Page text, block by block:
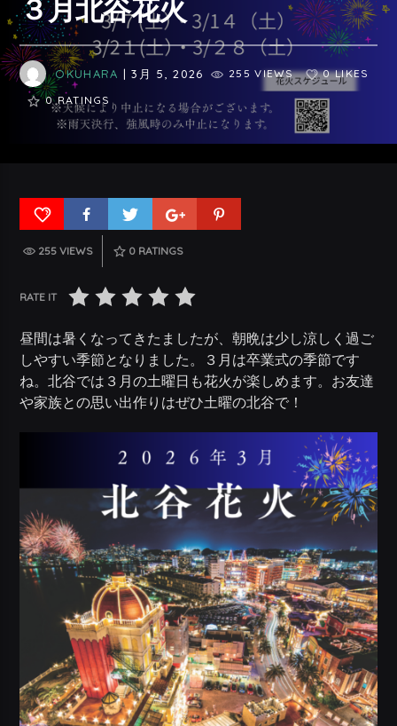
３月北谷花火
OKUHARA | 3月 5, 2026 255 VIEWS
0 LIKES
0 RATINGS
255 VIEWS 0 RATINGS
RATE IT
昼間は暑くなってきたましたが、朝晩は少し涼しく過ご
しやすい季節となりました。３月は卒業式の季節です
ね。北谷では３月の土曜日も花火が楽しめます。お友達
や家族との思い出作りはぜひ土曜の北谷で！